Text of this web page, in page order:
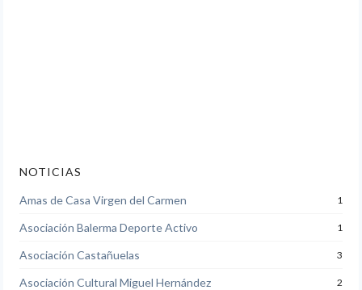
NOTICIAS
Amas de Casa Virgen del Carmen 1
Asociación Balerma Deporte Activo 1
Asociación Castañuelas 3
Asociación Cultural Miguel Hernández 2